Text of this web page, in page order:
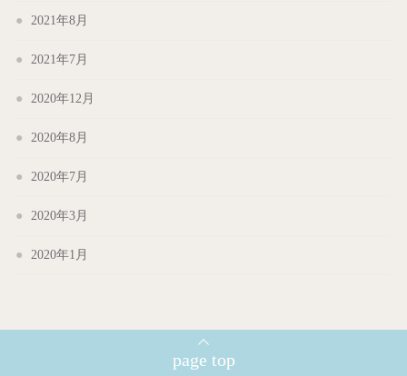
2021年8月
2021年7月
2020年12月
2020年8月
2020年7月
2020年3月
2020年1月
page top